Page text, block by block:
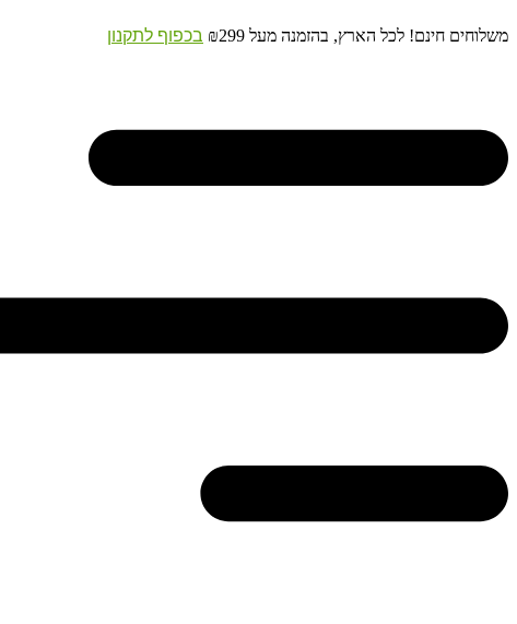
לתוכן
משלוחים חינם! לכל הארץ, בהזמנה מעל ₪299 בכפוף לתקנון